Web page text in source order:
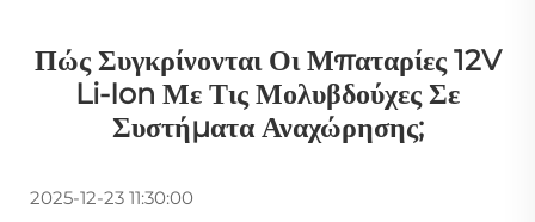
Πώς Συγκρίνονται Οι Μπαταρίες 12V
Li-Ion Με Τις Μολυβδούχες Σε
Συστήματα Αναχώρησης;
2025-12-23 11:30:00